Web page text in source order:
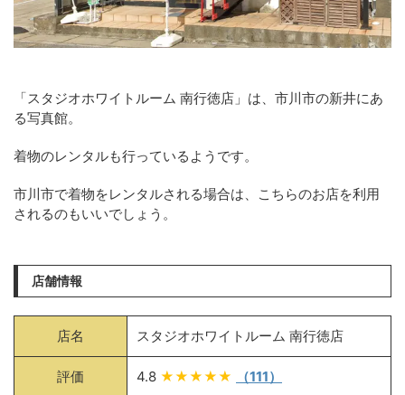
「スタジオホワイトルーム 南行徳店」は、市川市の新井にあ
る写真館。
着物のレンタルも行っているようです。
市川市で着物をレンタルされる場合は、こちらのお店を利用
されるのもいいでしょう。
店舗情報
店名 スタジオホワイトルーム 南行徳店
評価 4.8 ★★★★★ （111）